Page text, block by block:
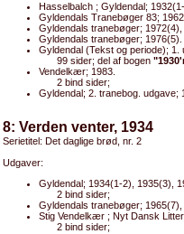
Hasselbalch ; Gyldendal;
Gyldendals Tranebøger 83;
Gyldendals tranebøger; 1972(4),
Gyldendals tranebøger; 1976(5).
Gyldendal (Tekst og periode); 1.
99 sider; del af bogen
Vendelkær; 1983.
2 bind sider;
Gyldendal; 2. tranebog. udgave;
8: Verden venter, 1934
Serietitel: Det daglige brød, nr. 2
Udgaver:
Gyldendal; 1934(1-2), 1935(3),
2 bind sider;
Gyldendals tranebøger; 1965(7),
Stig Vendelkær ; Nyt Dansk
2 bind sider;